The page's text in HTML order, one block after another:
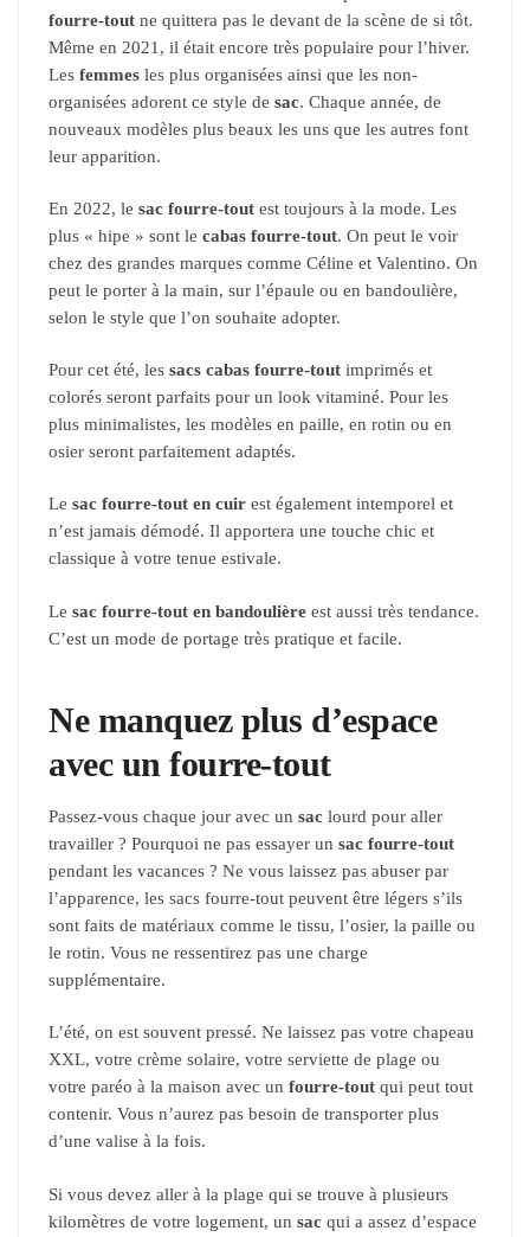
fourre-tout ne quittera pas le devant de la scène de si tôt.
Même en 2021, il était encore très populaire pour l’hiver.
Les femmes les plus organisées ainsi que les non-
organisées adorent ce style de sac. Chaque année, de
nouveaux modèles plus beaux les uns que les autres font
leur apparition.
En 2022, le sac fourre-tout est toujours à la mode. Les
plus « hipe » sont le cabas fourre-tout. On peut le voir
chez des grandes marques comme Céline et Valentino. On
peut le porter à la main, sur l’épaule ou en bandoulière,
selon le style que l’on souhaite adopter.
Pour cet été, les sacs cabas fourre-tout imprimés et
colorés seront parfaits pour un look vitaminé. Pour les
plus minimalistes, les modèles en paille, en rotin ou en
osier seront parfaitement adaptés.
Le sac fourre-tout en cuir est également intemporel et
n’est jamais démodé. Il apportera une touche chic et
classique à votre tenue estivale.
Le sac fourre-tout en bandoulière est aussi très tendance.
C’est un mode de portage très pratique et facile.
Ne manquez plus d’espace
avec un fourre-tout
Passez-vous chaque jour avec un sac lourd pour aller
travailler ? Pourquoi ne pas essayer un sac fourre-tout
pendant les vacances ? Ne vous laissez pas abuser par
l’apparence, les sacs fourre-tout peuvent être légers s’ils
sont faits de matériaux comme le tissu, l’osier, la paille ou
le rotin. Vous ne ressentirez pas une charge
supplémentaire.
L’été, on est souvent pressé. Ne laissez pas votre chapeau
XXL, votre crème solaire, votre serviette de plage ou
votre paréo à la maison avec un fourre-tout qui peut tout
contenir. Vous n’aurez pas besoin de transporter plus
d’une valise à la fois.
Si vous devez aller à la plage qui se trouve à plusieurs
kilomètres de votre logement, un sac qui a assez d’espace